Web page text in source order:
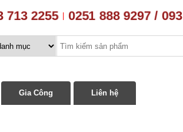
713 2255 0251 888 9297 /
Gia Công Liên hệ